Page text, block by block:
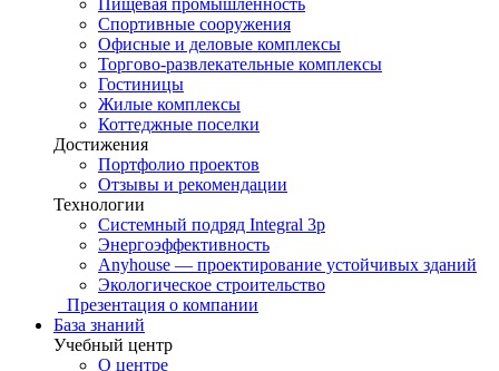
Спортивные сооружения
Офисные и деловые комплексы
Торгово-развлекательные комплексы
Гостиницы
Жилые комплексы
Коттеджные поселки
Достижения
Портфолио проектов
Отзывы и рекомендации
Технологии
Системный подряд Integral 3p
Энергоэффективность
Anyhouse — проектирование устойчивых зданий
Экологическое строительство
Презентация о компании
База знаний
Учебный центр
О центре